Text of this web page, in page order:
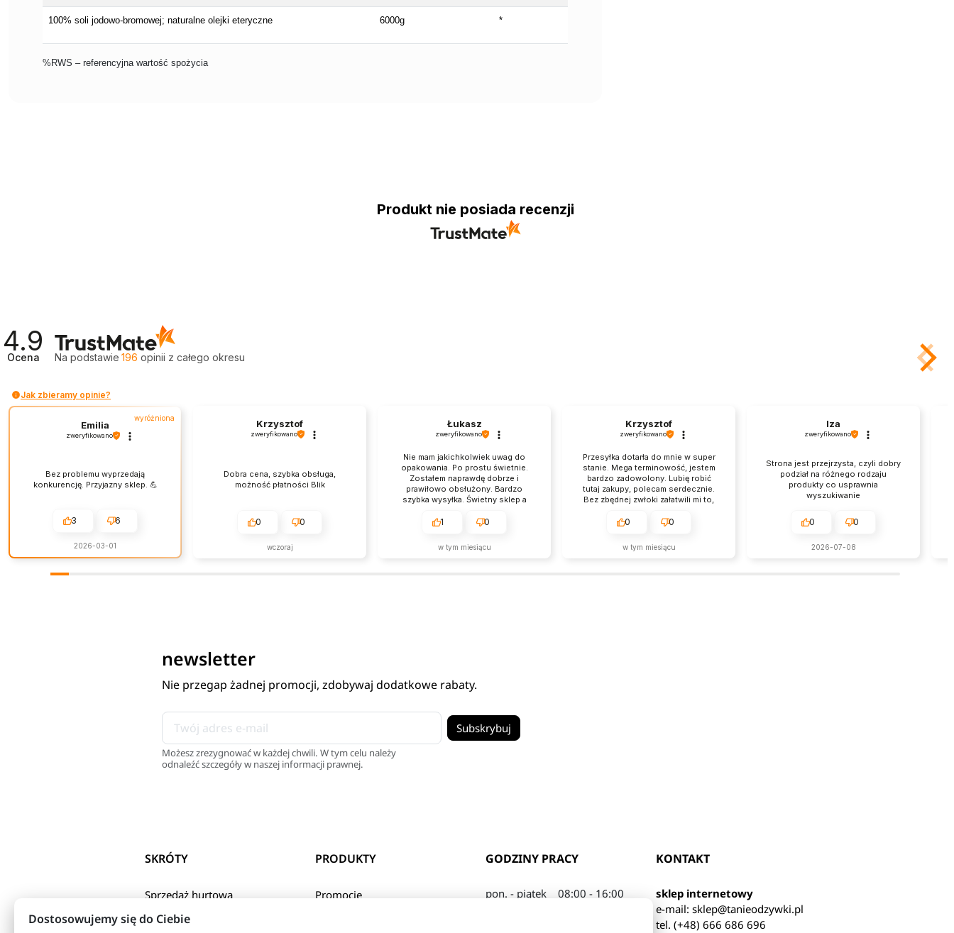
100% soli jodowo-bromowej; naturalne olejki eteryczne 6000g *
%RWS – referencyjna wartość spożycia
Produkt nie posiada recenzji
4.9
Ocena Na podstawie 196 opinii z całego okresu
Jak zbieramy opinie?
wyróżniona
Emilia
zweryfikowano
Bez problemu wyprzedają
konkurencję. Przyjazny sklep. 💪
3 6
2026-03-01
Krzysztof
zweryfikowano
Dobra cena, szybka obsługa,
możność płatności Blik
0 0
wczoraj
Łukasz
zweryfikowano
Nie mam jakichkolwiek uwag do
opakowania. Po prostu świetnie.
Zostałem naprawdę dobrze i
prawiłowo obsłużony. Bardzo
szybka wysyłka. Świetny sklep a
poziomie.
1 0
w tym miesiącu
Krzysztof
zweryfikowano
Przesyłka dotarła do mnie w super
stanie. Mega terminowość, jestem
bardzo zadowolony. Lubię robić
tutaj zakupy, polecam serdecznie.
Bez zbędnej zwłoki załatwili mi to,
0 0
w tym miesiącu
Iza
zweryfikowano
Strona jest przejrzysta, czyli dobry
podział na różnego rodzaju
produkty co usprawnia
wyszukiwanie
0 0
2026-07-08
newsletter
Nie przegap żadnej promocji, zdobywaj dodatkowe rabaty.
Możesz zrezygnować w każdej chwili. W tym celu należy
odnaleźć szczegóły w naszej informacji prawnej.
SKRÓTY
Sprzedaż hurtowa
Polityka Prywatnosci
PRODUKTY
Promocje
GODZINY PRACY
pon. - piątek
08:00 - 16:00
KONTAKT
sklep internetowy
e-mail: sklep@tanieodzywki.pl
tel. (+48) 666 686 696
Dostosowujemy się do Ciebie